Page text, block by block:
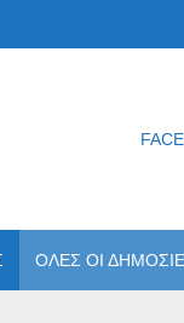
ΟΛΕΣ ΟΙ